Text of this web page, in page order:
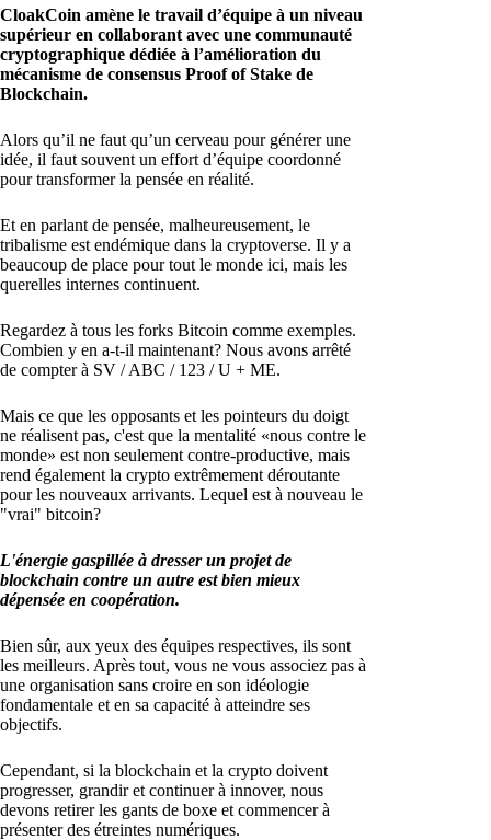
CloakCoin amène le travail d’équipe à un niveau
supérieur en collaborant avec une communauté
cryptographique dédiée à l’amélioration du
mécanisme de consensus Proof of Stake de
Blockchain.
Alors qu’il ne faut qu’un cerveau pour générer une
idée, il faut souvent un effort d’équipe coordonné
pour transformer la pensée en réalité.
Et en parlant de pensée, malheureusement, le
tribalisme est endémique dans la cryptoverse. Il y a
beaucoup de place pour tout le monde ici, mais les
querelles internes continuent.
Regardez à tous les forks Bitcoin comme exemples.
Combien y en a-t-il maintenant? Nous avons arrêté
de compter à SV / ABC / 123 / U + ME.
Mais ce que les opposants et les pointeurs du doigt
ne réalisent pas, c'est que la mentalité «nous contre le
monde» est non seulement contre-productive, mais
rend également la crypto extrêmement déroutante
pour les nouveaux arrivants. Lequel est à nouveau le
"vrai" bitcoin?
L'énergie gaspillée à dresser un projet de
blockchain contre un autre est bien mieux
dépensée en coopération.
Bien sûr, aux yeux des équipes respectives, ils sont
les meilleurs. Après tout, vous ne vous associez pas à
une organisation sans croire en son idéologie
fondamentale et en sa capacité à atteindre ses
objectifs.
Cependant, si la blockchain et la crypto doivent
progresser, grandir et continuer à innover, nous
devons retirer les gants de boxe et commencer à
présenter des étreintes numériques.